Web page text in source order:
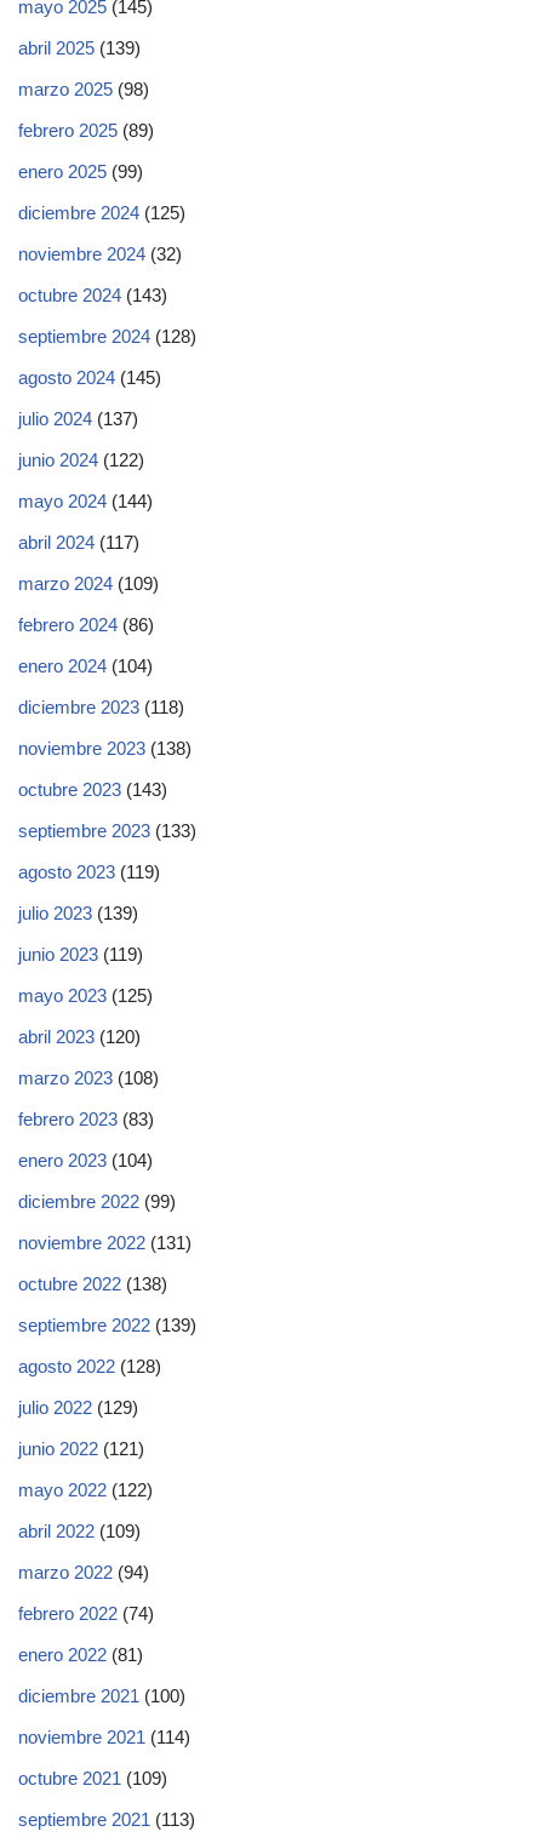
mayo 2025 (145)
abril 2025 (139)
marzo 2025 (98)
febrero 2025 (89)
enero 2025 (99)
diciembre 2024 (125)
noviembre 2024 (32)
octubre 2024 (143)
septiembre 2024 (128)
agosto 2024 (145)
julio 2024 (137)
junio 2024 (122)
mayo 2024 (144)
abril 2024 (117)
marzo 2024 (109)
febrero 2024 (86)
enero 2024 (104)
diciembre 2023 (118)
noviembre 2023 (138)
octubre 2023 (143)
septiembre 2023 (133)
agosto 2023 (119)
julio 2023 (139)
junio 2023 (119)
mayo 2023 (125)
abril 2023 (120)
marzo 2023 (108)
febrero 2023 (83)
enero 2023 (104)
diciembre 2022 (99)
noviembre 2022 (131)
octubre 2022 (138)
septiembre 2022 (139)
agosto 2022 (128)
julio 2022 (129)
junio 2022 (121)
mayo 2022 (122)
abril 2022 (109)
marzo 2022 (94)
febrero 2022 (74)
enero 2022 (81)
diciembre 2021 (100)
noviembre 2021 (114)
octubre 2021 (109)
septiembre 2021 (113)